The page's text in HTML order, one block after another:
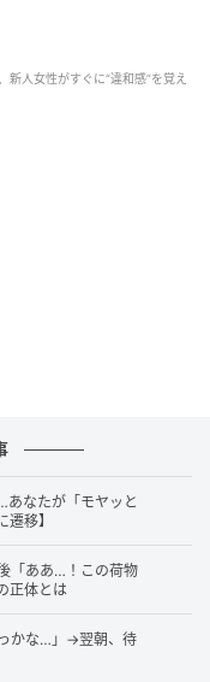
新人女性がすぐに“違和感”を覚え
あなたが「モヤッと
移】
「ああ…！この荷物
正体とは
かな…」→翌朝、待